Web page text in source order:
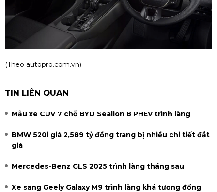
(Theo autopro.com.vn)
TIN LIÊN QUAN
Mẫu xe CUV 7 chỗ BYD Sealion 8 PHEV trình làng
BMW 520i giá 2,589 tỷ đồng trang bị nhiều chi tiết đắt
giá
Mercedes-Benz GLS 2025 trình làng tháng sau
Xe sang Geely Galaxy M9 trình làng khá tương đồng